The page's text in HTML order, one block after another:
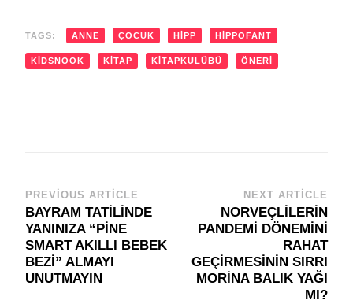
TAGS: ANNE ÇOCUK HİPP HIPPOFANT
KIDSNOOK KITAP KITAPKULÜBÜ ÖNERI
Post
Navigation
PREVIOUS ARTICLE
BAYRAM TATİLİNDE
YANINIZA “PİNE
SMART AKILLI BEBEK
BEZİ” ALMAYI
UNUTMAYIN
NEXT ARTICLE
NORVEÇLİLERİN
PANDEMİ DÖNEMİNİ
RAHAT
GEÇİRMESİNİN SIRRI
MORİNA BALIK YAĞI
MI?